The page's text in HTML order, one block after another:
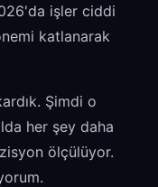
işler ciddi
katlanarak
Şimdi o
her şey daha
ölçülüyor.